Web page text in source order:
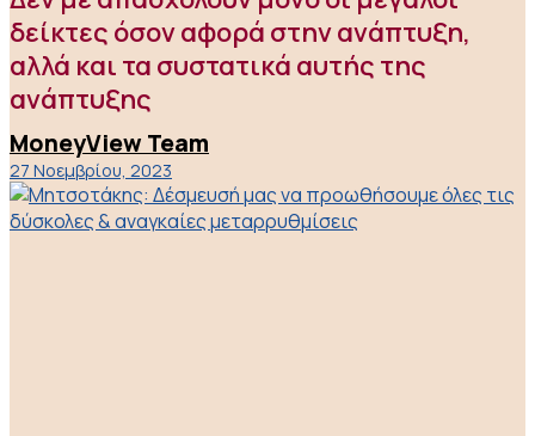
δείκτες όσον αφορά στην ανάπτυξη,
αλλά και τα συστατικά αυτής της
ανάπτυξης
MoneyView Team
27 Νοεμβρίου, 2023